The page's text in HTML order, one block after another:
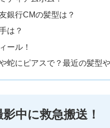
銀行CMの髪型は？
は？
ール！
蛇にピアスで？最近の髪型
中に救急搬送！